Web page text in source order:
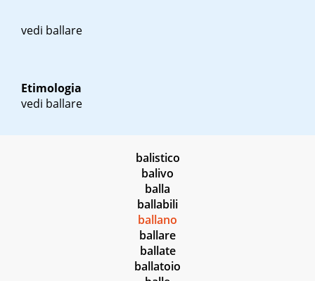
vedi ballare
Etimologia
vedi ballare
balistico
balivo
balla
ballabili
ballano
ballare
ballate
ballatoio